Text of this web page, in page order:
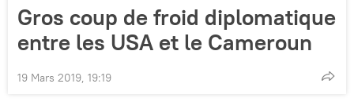
Gros coup de froid diplomatique
entre les USA et le Cameroun
19 Mars 2019, 19:19